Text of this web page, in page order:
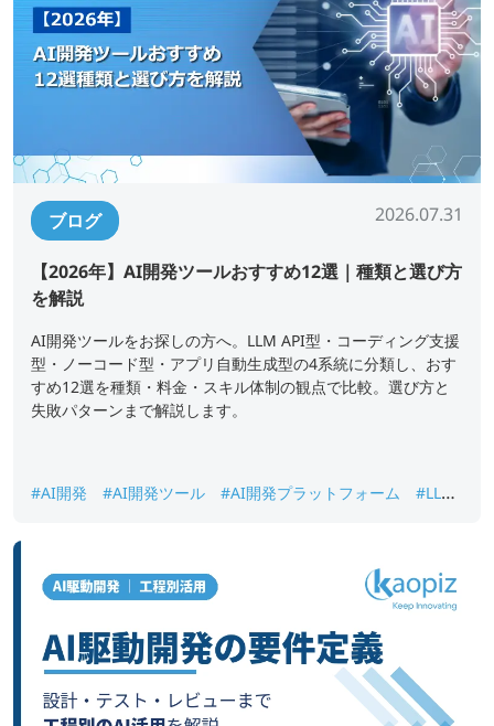
ブログ 2026.07.31
【2026年】AI開発ツールおすすめ12選｜種類と選び方
を解説
AI開発ツールをお探しの方へ。LLM API型・コーディング支援
型・ノーコード型・アプリ自動生成型の4系統に分類し、おす
すめ12選を種類・料金・スキル体制の観点で比較。選び方と
失敗パターンまで解説します。
#AI開発 #AI開発ツール #AI開発プラットフォーム
#LLM